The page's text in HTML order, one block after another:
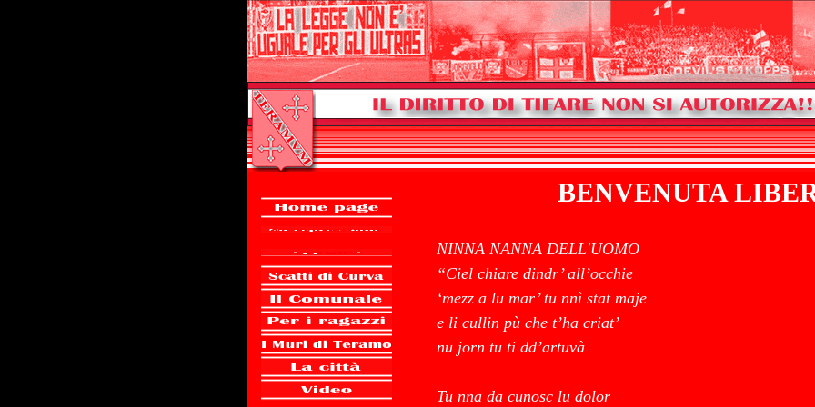
BENVENUTA
NINNA NANNA DELL'UOMO
“Ciel chiare dindr’ all’occhie
‘mezz a lu mar’ tu nnì stat maje
e li cullin pù che t’ha criat’
nu jorn tu ti dd’artuvà
Tu nna da cunosc lu dolor